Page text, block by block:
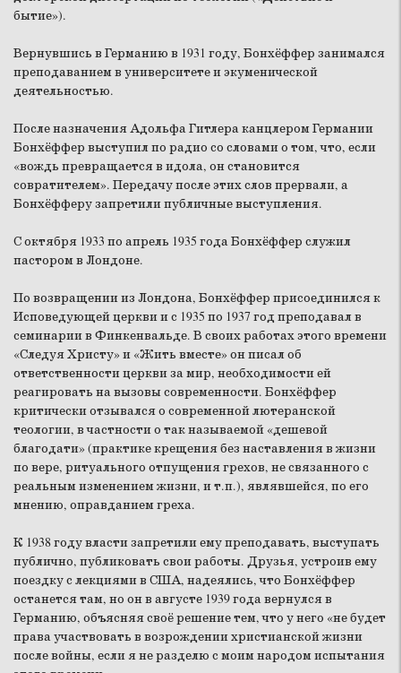
бытие»).
Вернувшись в Германию в 1931 году, Бонхёффер занимался
преподаванием в университете и экуменической
деятельностью.
После назначения Адольфа Гитлера канцлером Германии
Бонхёффер выступил по радио со словами о том, что, если
«вождь превращается в идола, он становится
совратителем». Передачу после этих слов прервали, а
Бонхёфферу запретили публичные выступления.
С октября 1933 по апрель 1935 года Бонхёффер служил
пастором в Лондоне.
По возвращении из Лондона, Бонхёффер присоединился к
Исповедующей церкви и с 1935 по 1937 год преподавал в
семинарии в Финкенвальде. В своих работах этого времени
«Следуя Христу» и «Жить вместе» он писал об
ответственности церкви за мир, необходимости ей
реагировать на вызовы современности. Бонхёффер
критически отзывался о современной лютеранской
теологии, в частности о так называемой «дешевой
благодати» (практике крещения без наставления в жизни
по вере, ритуального отпущения грехов, не связанного с
реальным изменением жизни, и т.п.), являвшейся, по его
мнению, оправданием греха.
К 1938 году власти запретили ему преподавать, выступать
публично, публиковать свои работы. Друзья, устроив ему
поездку с лекциями в США, надеялись, что Бонхёффер
останется там, но он в августе 1939 года вернулся в
Германию, объясняя своё решение тем, что у него «не будет
права участвовать в возрождении христианской жизни
после войны, если я не разделю с моим народом испытания